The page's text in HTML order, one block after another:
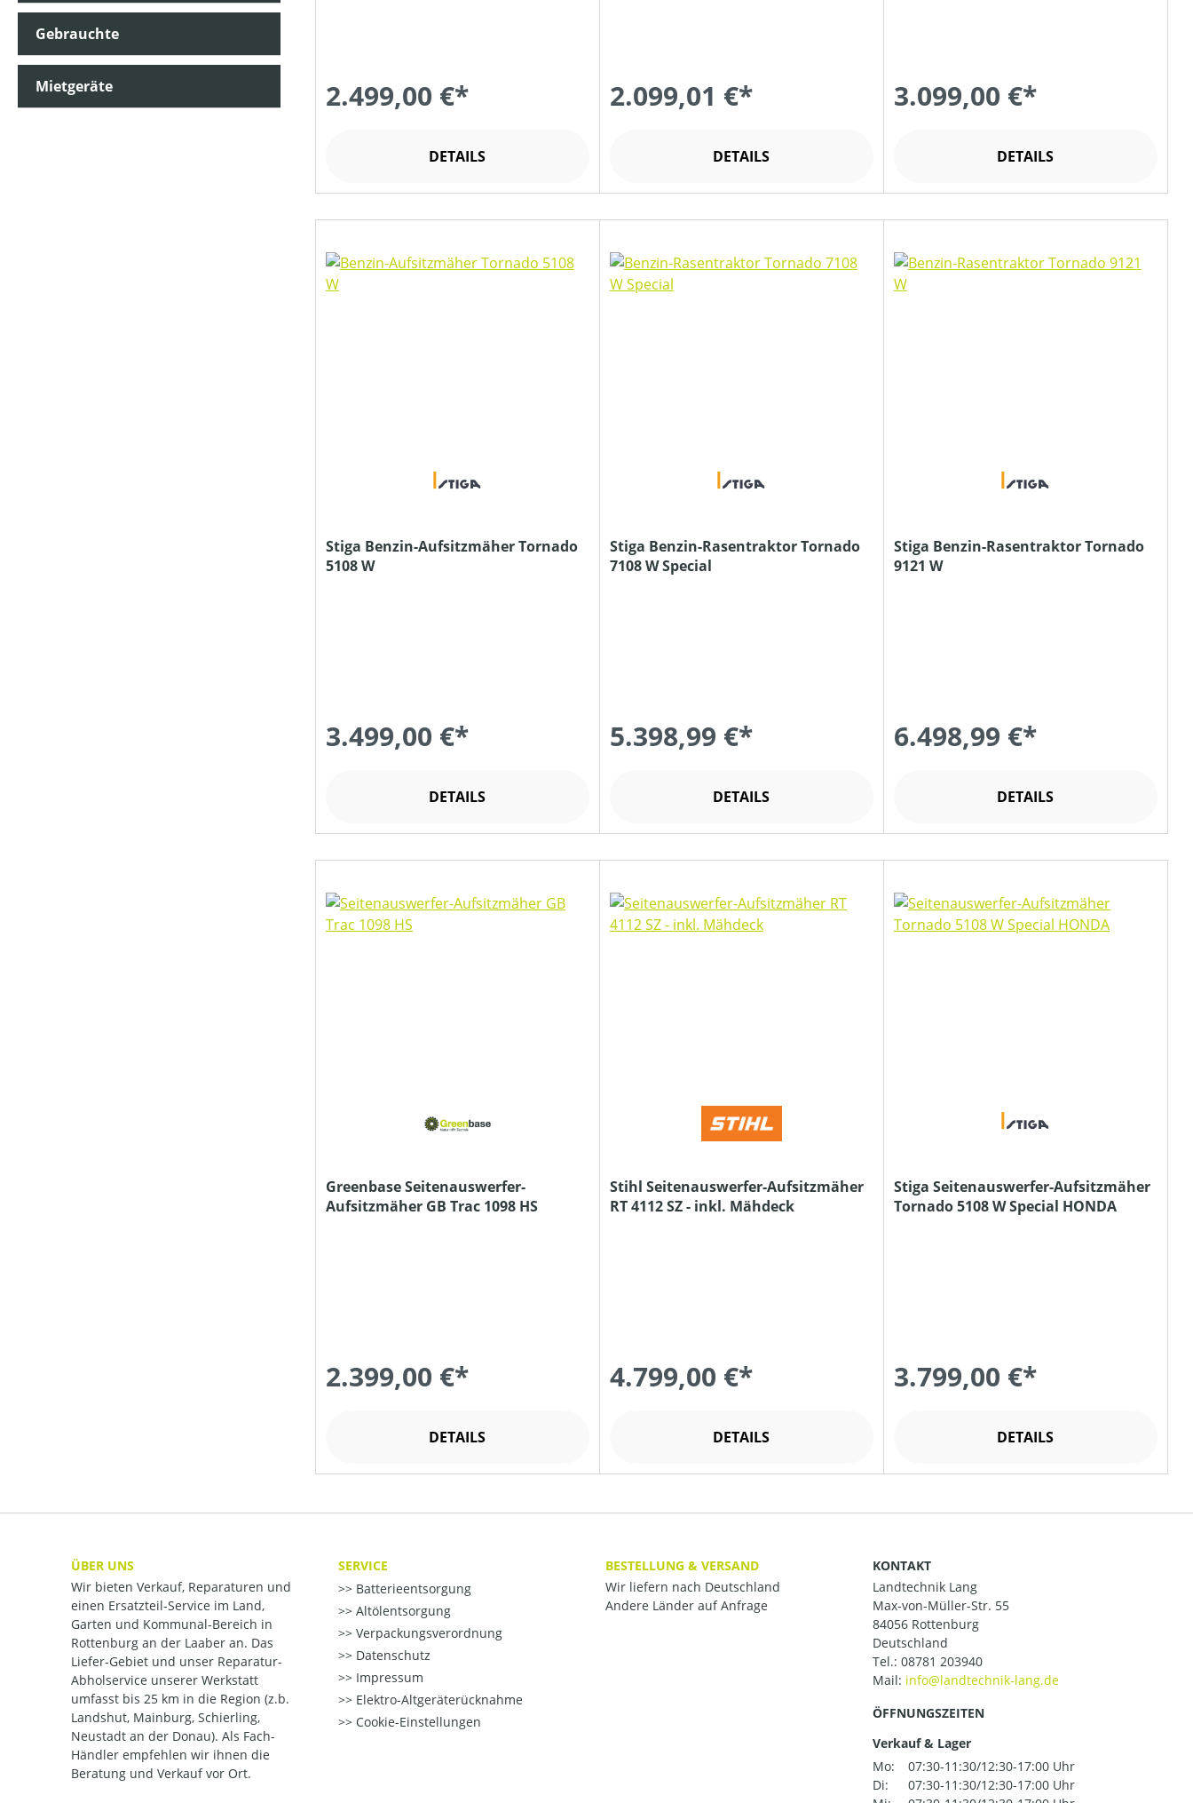
MULCHFUNKTION
Gebrauchte
Mietgeräte 2.499,00 €*
DETAILS
2.099,01 €*
DETAILS
3.099,00 €*
DETAILS
Stiga Benzin-Aufsitzmäher Tornado
5108 W
3.499,00 €*
DETAILS
Stiga Benzin-Rasentraktor Tornado
7108 W Special
5.398,99 €*
DETAILS
Stiga Benzin-Rasentraktor Tornado
9121 W
6.498,99 €*
DETAILS
Greenbase Seitenauswerfer-
Aufsitzmäher GB Trac 1098 HS
2.399,00 €*
DETAILS
Stihl Seitenauswerfer-Aufsitzmäher
RT 4112 SZ - inkl. Mähdeck
4.799,00 €*
DETAILS
Stiga Seitenauswerfer-Aufsitzmäher
Tornado 5108 W Special HONDA
3.799,00 €*
DETAILS
ÜBER UNS
Wir bieten Verkauf, Reparaturen und
einen Ersatzteil-Service im Land,
Garten und Kommunal-Bereich in
Rottenburg an der Laaber an. Das
Liefer-Gebiet und unser Reparatur-
Abholservice unserer Werkstatt
umfasst bis 25 km in die Region (z.b.
Landshut, Mainburg, Schierling,
Neustadt an der Donau). Als Fach-
Händler empfehlen wir ihnen die
Beratung und Verkauf vor Ort.
SERVICE
Batterieentsorgung
Altölentsorgung
Verpackungsverordnung
Datenschutz
Impressum
Elektro-Altgeräterücknahme
Cookie-Einstellungen
BESTELLUNG & VERSAND
Wir liefern nach Deutschland
Andere Länder auf Anfrage
KONTAKT
Landtechnik Lang
Max-von-Müller-Str. 55
84056 Rottenburg
Deutschland
Tel.: 08781 203940
Mail:
ÖFFNUNGSZEITEN
Verkauf & Lager
Mo:
07:30-11:30/12:30-17:00 Uhr
Di:
07:30-11:30/12:30-17:00 Uhr